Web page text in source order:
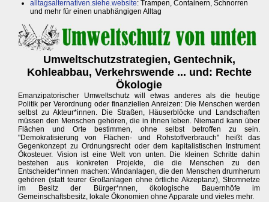
alltagsalternativen.siehe.website: Trampen, Containern, Schnorren
und mehr für einen unabhängigen Alltag
Umweltschutzstrategien, Gentechnik,
Kohleabbau, Verkehrswende ... und: Rechte
Ökologie
Emanzipatorischer Umweltschutz will etwas anderes als die heutige
Politik per Verordnung oder finanziellen Anreizen: Die Menschen werden
selbst zu Akteur*innen. Die Straßen, Häuserblöcke und Landschaften
müssen den Menschen gehören, die in ihnen leben. Niemand kann über
Flächen und Orte bestimmen, ohne selbst betroffen zu sein.
"Demokratisierung von Flächen- und Rohstoffverbrauch" heißt das
Gegenkonzept zu Ordnungsrecht oder dem kapitalistischen Instrument
Ökosteuer. Vision ist eine Welt von unten. Die kleinen Schritte dahin
bestehen aus konkreten Projekte, die die Menschen zu den
Entscheider*innen machen: Windanlagen, die den Menschen drumherum
gehören (statt teurer Großanlagen ohne örtliche Akzeptanz), Stromnetze
im Besitz der Bürger*nnen, ökologische Bauernhöfe im
Gemeinschaftsbesitz, lokale Ökonomien ohne Apparate und vieles mehr.